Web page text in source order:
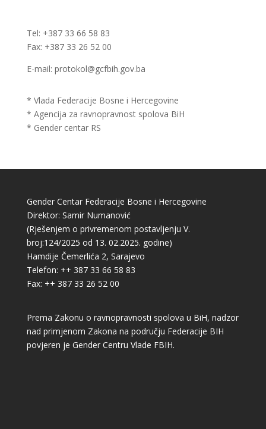
Tel: +387 33 66 58 83
Fax: +387 33 26 52 00
E-mail: protokol@gcfbih.gov.ba
* Vlada Federacije Bosne i Hercegovine
* Agencija za ravnopravnost spolova BiH
* Gender centar RS
Gender Centar Federacije Bosne i Hercegovine
Direktor: Samir Numanović
(Rješenjem o privremenom postavljenju V.
broj:124/2025 od 13. 02.2025. godine)
Hamdije Čemerlića 2, Sarajevo
Telefon: ++ 387 33 66 58 83
Fax: ++ 387 33 26 52 00
Prema Zakonu o ravnopravnosti spolova u BiH, nadzor
nad primjenom Zakona na području Federacije BIH
povjeren je Gender Centru Vlade FBIH.